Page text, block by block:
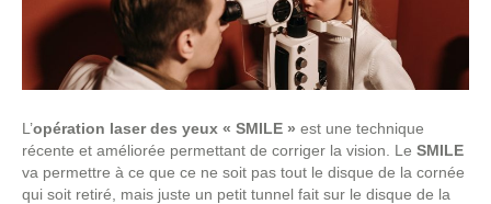
L’opération laser des yeux « SMILE » est une technique
récente et améliorée permettant de corriger la vision. Le SMILE
va permettre à ce que ce ne soit pas tout le disque de la cornée
qui soit retiré, mais juste un petit tunnel fait sur le disque de la